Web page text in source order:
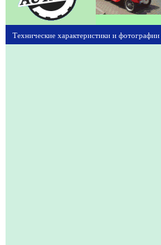
Технические характеристики и фотографии